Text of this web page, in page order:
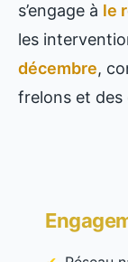
s’engage à le
les
décembre,
frelons et des